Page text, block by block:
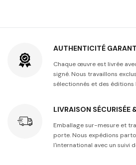
AUTHENTICITÉ
Chaque œuvre est livrée
signé. Nous travaillons
sélectionnés et des éditions
LIVRAISON SÉCURISÉE
Emballage sur-mesure et
porte. Nous expédions
l'international avec un suivi